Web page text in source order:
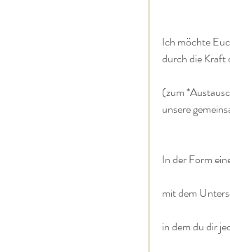
Ich möchte
durch die Kraft
(zum
unsere
In der Form
mit dem
in dem du dir